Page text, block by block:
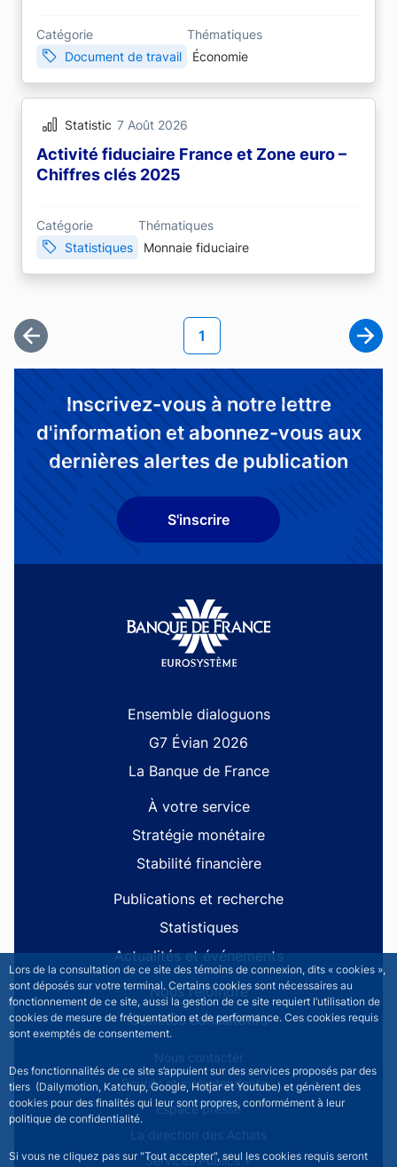
Lors de la consultation de ce site des témoins de connexion, dits « cookies »,
sont déposés sur votre terminal. Certains cookies sont nécessaires au
fonctionnement de ce site, aussi la gestion de ce site requiert l’utilisation de
cookies de mesure de fréquentation et de performance. Ces cookies requis
sont exemptés de consentement.
Des fonctionnalités de ce site s’appuient sur des services proposés par des
tiers (Dailymotion, Katchup, Google, Hotjar et Youtube) et génèrent des
cookies pour des finalités qui leur sont propres, conformément à leur
politique de confidentialité.
Si vous ne cliquez pas sur "Tout accepter", seul les cookies requis seront
Catégorie
Document de travail
Thématiques
Économie
Statistic 7 Août 2026
Activité fiduciaire France et Zone euro –
Chiffres clés 2025
Catégorie
Statistiques
Thématiques
Monnaie fiduciaire
Première page
Page courante
1
Inscrivez-vous à notre lettre
d'information et abonnez-vous aux
dernières alertes de publication
S'inscrire
Site navigationEnsemble dialoguons
G7 Évian 2026
La Banque de France
À votre service
Stratégie monétaire
Stabilité financière
Publications et recherche
Statistiques
Actualités et événements
Nous rejoindre
Comités consultatifs
Footer secondary menuNous contacter
Sourds et malentendants
Espace presse
La direction des Achats
Services Publics +